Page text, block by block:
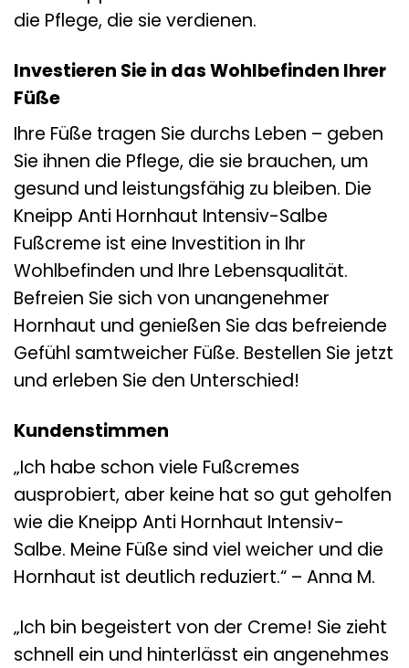
die Pflege, die sie verdienen.
Investieren Sie in das Wohlbefinden Ihrer
Füße
Ihre Füße tragen Sie durchs Leben – geben
Sie ihnen die Pflege, die sie brauchen, um
gesund und leistungsfähig zu bleiben. Die
Kneipp Anti Hornhaut Intensiv-Salbe
Fußcreme ist eine Investition in Ihr
Wohlbefinden und Ihre Lebensqualität.
Befreien Sie sich von unangenehmer
Hornhaut und genießen Sie das befreiende
Gefühl samtweicher Füße. Bestellen Sie jetzt
und erleben Sie den Unterschied!
Kundenstimmen
„Ich habe schon viele Fußcremes
ausprobiert, aber keine hat so gut geholfen
wie die Kneipp Anti Hornhaut Intensiv-
Salbe. Meine Füße sind viel weicher und die
Hornhaut ist deutlich reduziert.“ – Anna M.
„Ich bin begeistert von der Creme! Sie zieht
schnell ein und hinterlässt ein angenehmes